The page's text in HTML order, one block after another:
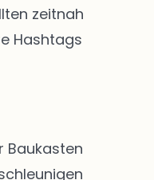
zeitnah
Hashtags
Baukasten